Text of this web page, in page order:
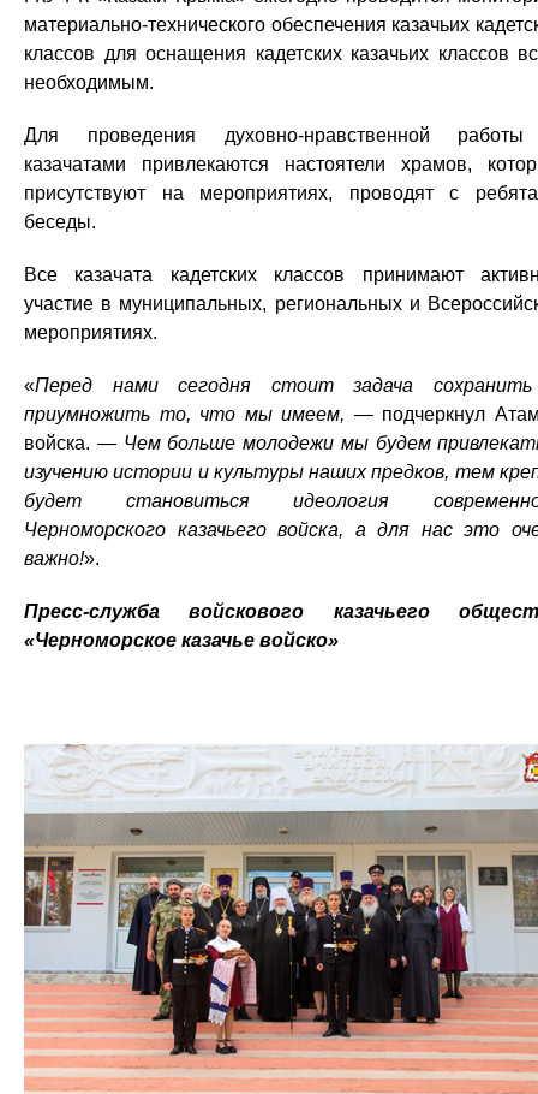
материально-технического обеспечения казачьих
классов для оснащения кадетских казачьих классов
необходимым.
Для проведения духовно-нравственной
казачатами привлекаются настоятели храмов,
присутствуют на мероприятиях, проводят с
беседы.
Все казачата кадетских классов принимают
участие в муниципальных, региональных и
мероприятиях.
«Перед нами сегодня стоит задача
приумножить то, что мы имеем, — подчеркнул
войска. — Чем больше молодежи мы будем
изучению истории и культуры наших предков, тем
будет становиться идеология
Черноморского казачьего войска, а для нас это
важно!».
Пресс-служба войскового казачьего
«Черноморское казачье войско»